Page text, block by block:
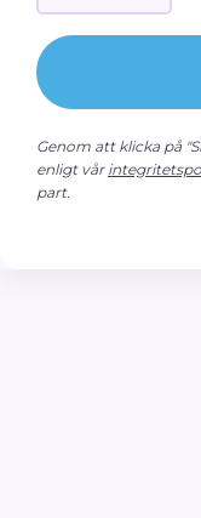
Genom att klicka på
enligt vår
part.